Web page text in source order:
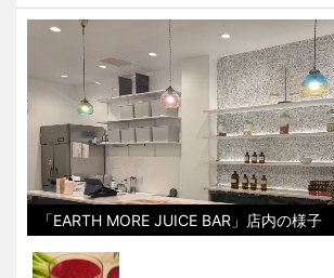
「EARTH MORE JUICE BAR」店内の様子